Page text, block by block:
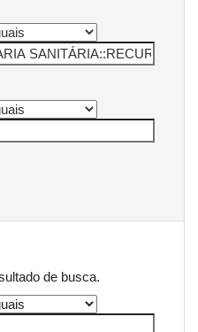
de busca.